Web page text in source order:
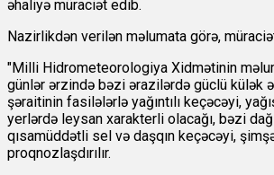
əhaliyə müraciət edib.
Nazirlikdən verilən məlumata görə,
"Milli Hidrometeorologiya Xidmətinin
günlər ərzində bəzi ərazilərdə güclü külək
şəraitinin fasilələrlə yağıntılı keçəcəyi,
yerlərdə leysan xarakterli olacağı, bəzi dağ
qısamüddətli sel və daşqın keçəcəyi,
proqnozlaşdırılır.